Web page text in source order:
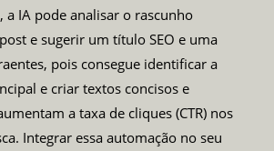
a IA pode analisar o rascunho
e sugerir um título SEO e uma
pois consegue identificar a
e criar textos concisos e
a taxa de cliques (CTR) nos
Integrar essa automação no seu